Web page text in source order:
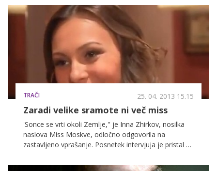
nekaj dni pred smrtjo za neko kampanjo posnela
fotografije, ki so zdaj prišle v javnost.
TRAČI 25. 04. 2013 15.15
Zaradi velike sramote ni več miss
'Sonce se vrti okoli Zemlje,'' je Inna Zhirkov, nosilka
naslova Miss Moskve, odločno odgovorila na
zastavljeno vprašanje. Posnetek intervjuja je pristal na
se je lepotica odločila, da se odreče naslovu in se ne